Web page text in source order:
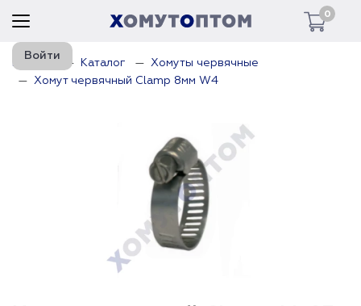
0
Войти
Главная Каталог
Хомуты червячные
Хомут червячный Clamp 8мм W4